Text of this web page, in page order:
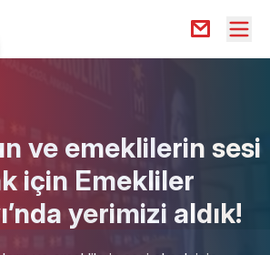
ve emeklilerin sesi
için Emekliler
yerimizi aldık!